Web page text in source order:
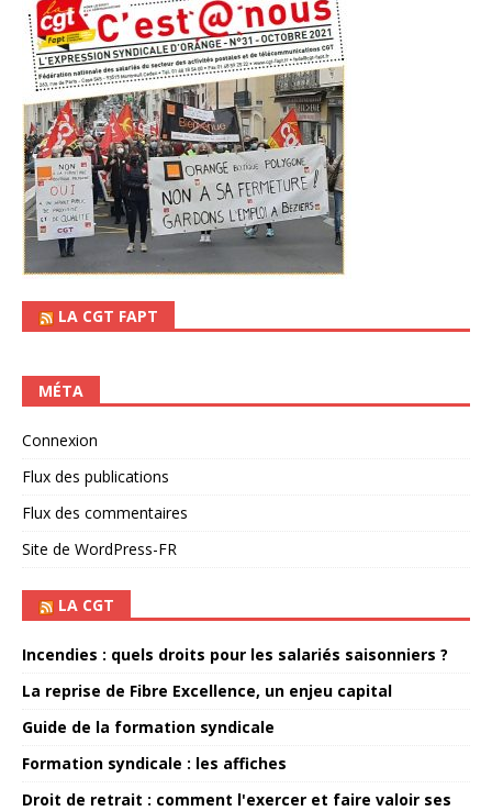
LA CGT FAPT
MÉTA
Connexion
Flux des publications
Flux des commentaires
Site de WordPress-FR
LA CGT
Incendies : quels droits pour les salariés saisonniers ?
La reprise de Fibre Excellence, un enjeu capital
Guide de la formation syndicale
Formation syndicale : les affiches
Droit de retrait : comment l'exercer et faire valoir ses